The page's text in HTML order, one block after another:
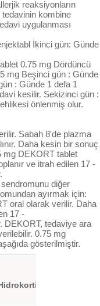
reaksiyonların
kombine
uygulanması
İkinci gün: Günde
0.75 mg Dördüncü
mg Beşinci gün : Günde
: Günde 1 defa 1
kesilir. Sekizinci gün :
önlenmiş olur.
Sabah 8'de plazma
Daha kesin bir sonuç
mg DEKORT tablet
ve itrah edilen 17 -
sendromunu diğer
ayırmak için:
oral olarak verilir. Daha
17 -
DEKORT, tedaviye ara
0.75 mg
gösterilmiştir.